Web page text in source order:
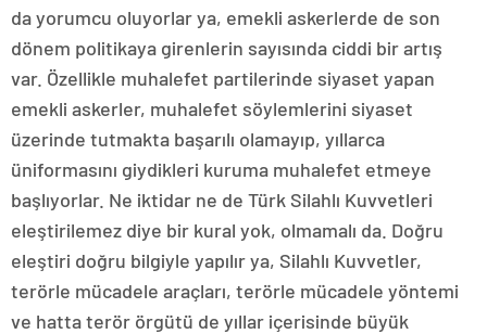
da yorumcu oluyorlar ya, emekli askerlerde de son
dönem politikaya girenlerin sayısında ciddi bir artış
var. Özellikle muhalefet partilerinde siyaset yapan
emekli askerler, muhalefet söylemlerini siyaset
üzerinde tutmakta başarılı olamayıp, yıllarca
üniformasını giydikleri kuruma muhalefet etmeye
başlıyorlar. Ne iktidar ne de Türk Silahlı Kuvvetleri
eleştirilemez diye bir kural yok, olmamalı da. Doğru
eleştiri doğru bilgiyle yapılır ya, Silahlı Kuvvetler,
terörle mücadele araçları, terörle mücadele yöntemi
ve hatta terör örgütü de yıllar içerisinde büyük